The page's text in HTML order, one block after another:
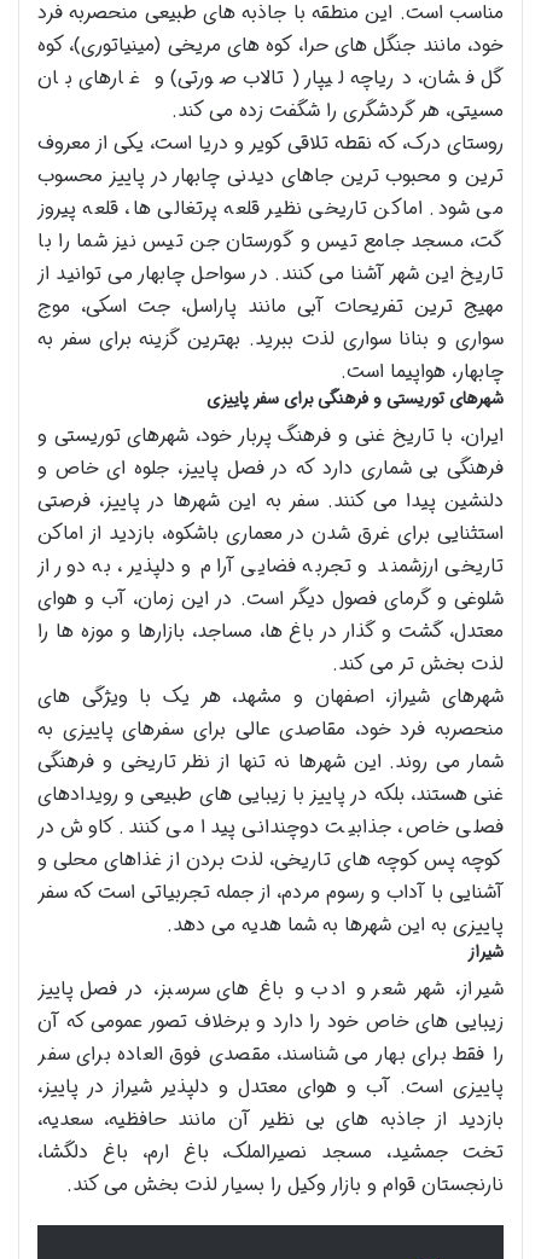
مناسب است. این منطقه با جاذبه های طبیعی منحصربه فرد
خود، مانند جنگل های حرا، کوه های مریخی (مینیاتوری)، کوه
گل فشان، دریاچه لیپار (تالاب صورتی) و غارهای بان
مسیتی، هر گردشگری را شگفت زده می کند.
روستای درک، که نقطه تلاقی کویر و دریا است، یکی از معروف
ترین و محبوب ترین جاهای دیدنی چابهار در پاییز محسوب
می شود. اماکن تاریخی نظیر قلعه پرتغالی ها، قلعه پیروز
گت، مسجد جامع تیس و گورستان جن تیس نیز شما را با
تاریخ این شهر آشنا می کنند. در سواحل چابهار می توانید از
مهیج ترین تفریحات آبی مانند پاراسل، جت اسکی، موج
سواری و بنانا سواری لذت ببرید. بهترین گزینه برای سفر به
چابهار، هواپیما است.
شهرهای توریستی و فرهنگی برای سفر پاییزی
ایران، با تاریخ غنی و فرهنگ پربار خود، شهرهای توریستی و
فرهنگی بی شماری دارد که در فصل پاییز، جلوه ای خاص و
دلنشین پیدا می کنند. سفر به این شهرها در پاییز، فرصتی
استثنایی برای غرق شدن در معماری باشکوه، بازدید از اماکن
تاریخی ارزشمند و تجربه فضایی آرام و دلپذیر، به دور از
شلوغی و گرمای فصول دیگر است. در این زمان، آب و هوای
معتدل، گشت و گذار در باغ ها، مساجد، بازارها و موزه ها را
لذت بخش تر می کند.
شهرهای شیراز، اصفهان و مشهد، هر یک با ویژگی های
منحصربه فرد خود، مقاصدی عالی برای سفرهای پاییزی به
شمار می روند. این شهرها نه تنها از نظر تاریخی و فرهنگی
غنی هستند، بلکه در پاییز با زیبایی های طبیعی و رویدادهای
فصلی خاص، جذابیت دوچندانی پیدا می کنند. کاوش در
کوچه پس کوچه های تاریخی، لذت بردن از غذاهای محلی و
آشنایی با آداب و رسوم مردم، از جمله تجربیاتی است که سفر
پاییزی به این شهرها به شما هدیه می دهد.
شیراز
شیراز، شهر شعر و ادب و باغ های سرسبز، در فصل پاییز
زیبایی های خاص خود را دارد و برخلاف تصور عمومی که آن
را فقط برای بهار می شناسند، مقصدی فوق العاده برای سفر
پاییزی است. آب و هوای معتدل و دلپذیر شیراز در پاییز،
بازدید از جاذبه های بی نظیر آن مانند حافظیه، سعدیه،
تخت جمشید، مسجد نصیرالملک، باغ ارم، باغ دلگشا،
نارنجستان قوام و بازار وکیل را بسیار لذت بخش می کند.